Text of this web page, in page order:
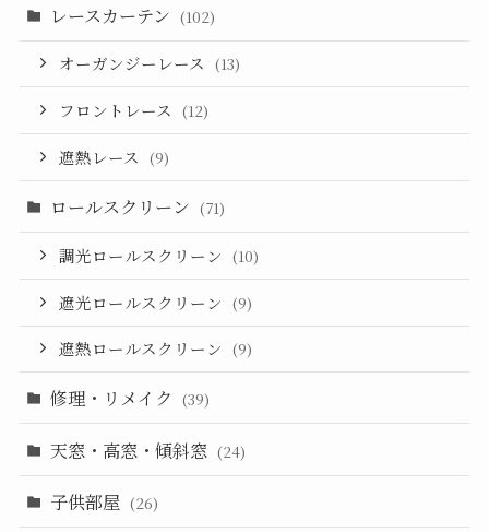
レースカーテン (102)
オーガンジーレース (13)
フロントレース (12)
遮熱レース (9)
ロールスクリーン (71)
調光ロールスクリーン (10)
遮光ロールスクリーン (9)
遮熱ロールスクリーン (9)
修理・リメイク (39)
天窓・高窓・傾斜窓 (24)
子供部屋 (26)